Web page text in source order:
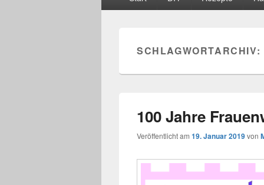
SCHLAGWORTARCHIV:
100 Jahre
Veröffentlicht am 19. Januar 2019von